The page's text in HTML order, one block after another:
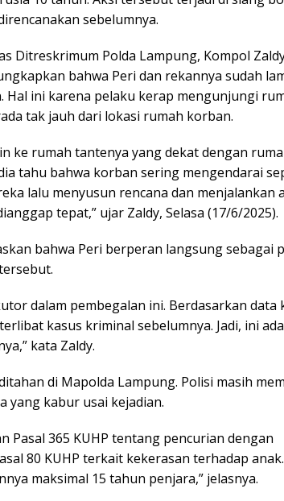
sebelumnya.
Ditreskrimum Polda Lampung, Kompol
bahwa Peri dan rekannya sudah
Hal ini karena pelaku kerap mengunjungi
tak jauh dari lokasi rumah korban.
ke rumah tantenya yang dekat dengan
tahu bahwa korban sering mengendarai
lalu menyusun rencana dan menjalankan
tepat,” ujar Zaldy, Selasa (17/6/2025).
bahwa Peri berperan langsung sebagai
dalam pembegalan ini. Berdasarkan data
kasus kriminal sebelumnya. Jadi, ini
kata Zaldy.
di Mapolda Lampung. Polisi masih
yang kabur usai kejadian.
Pasal 365 KUHP tentang pencurian dengan
80 KUHP terkait kekerasan terhadap anak.
maksimal 15 tahun penjara,” jelasnya.